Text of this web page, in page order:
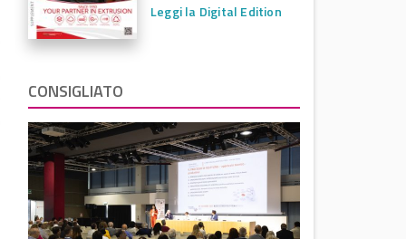
Leggi la Digital Edition
CONSIGLIATO